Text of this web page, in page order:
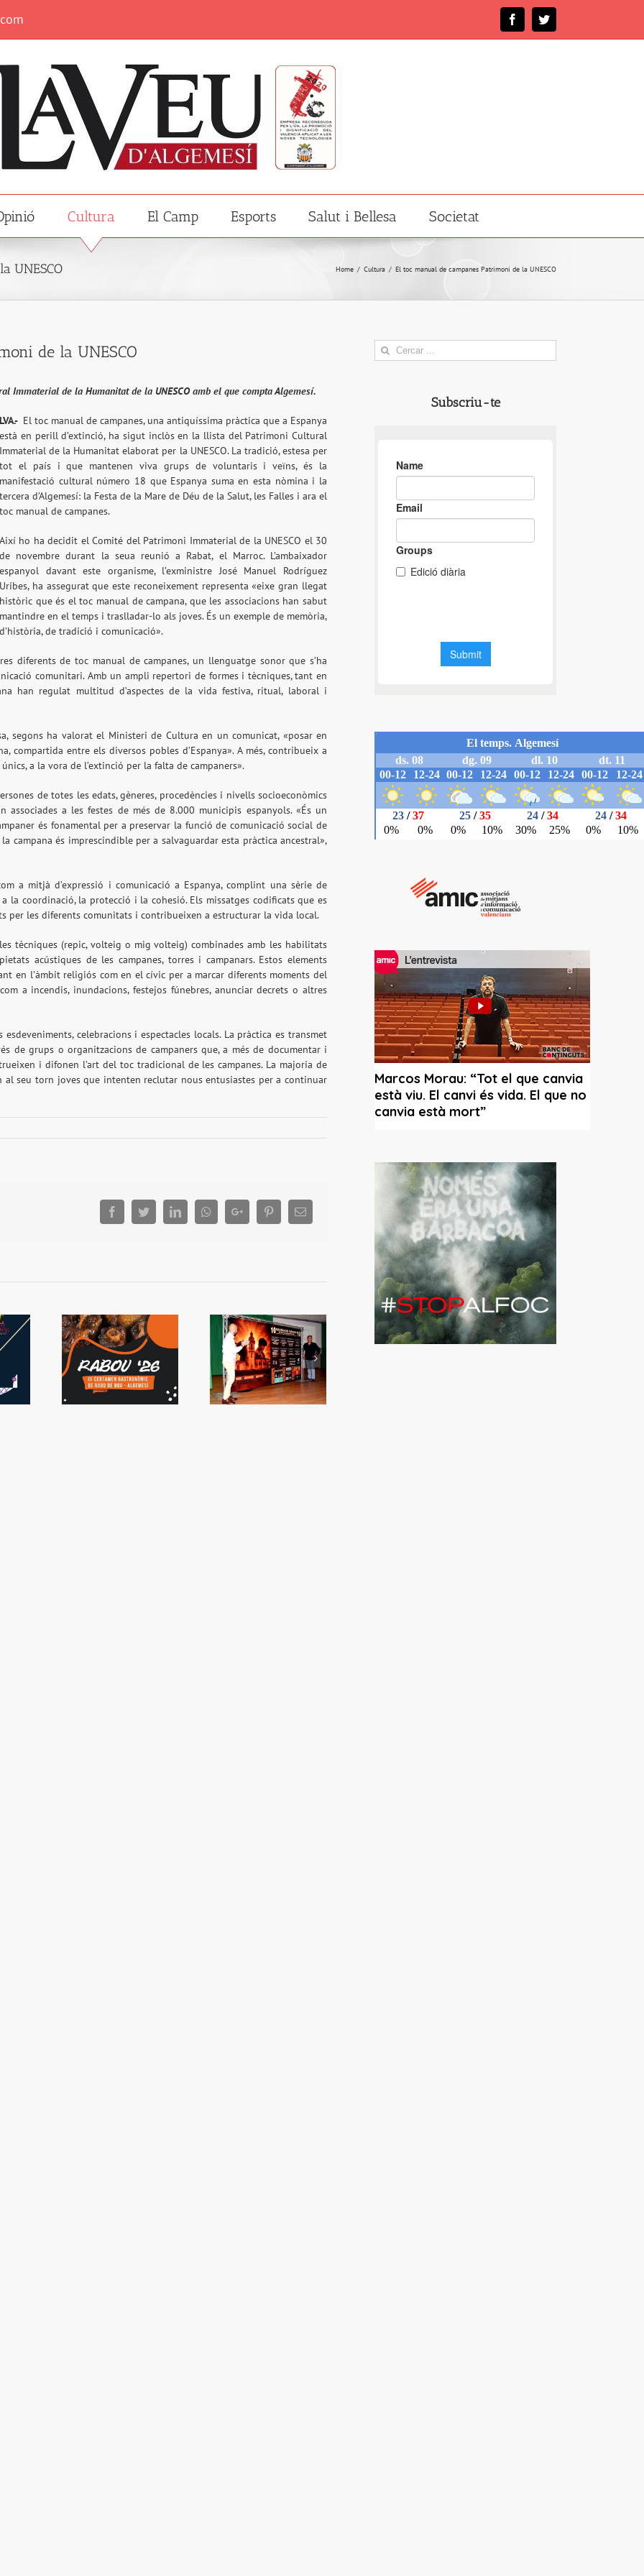
FacebookTwitter
Cultura El Camp Esports Salut i Bellesa Societat
UNESCO Home / Cultura / El toc manual de campanes Patrimoni de la UNESCO
de la UNESCO
Immaterial de la Humanitat de la UNESCO amb el que compta Algemesí.
LVA.- El toc manual de campanes, una antiquíssima pràctica que a Espanya
està en perill d’extinció, ha sigut inclòs en la llista del Patrimoni Cultural
Immaterial de la Humanitat elaborat per la UNESCO. La tradició, estesa per
tot el país i que mantenen viva grups de voluntaris i veïns, és la
manifestació cultural número 18 que Espanya suma en esta nòmina i la
tercera d’Algemesí: la Festa de la Mare de Déu de la Salut, les Falles i ara el
toc manual de campanes.
Així ho ha decidit el Comité del Patrimoni Immaterial de la UNESCO el 30
de novembre durant la seua reunió a Rabat, el Marroc. L’ambaixador
espanyol davant este organisme, l’exministre José Manuel Rodríguez
Uribes, ha assegurat que este reconeixement representa «eixe gran llegat
històric que és el toc manual de campana, que les associacions han sabut
mantindre en el temps i traslladar-lo als joves. És un exemple de memòria,
d’història, de tradició i comunicació».
diferents de toc manual de campanes, un llenguatge sonor que s’ha
comunitari. Amb un ampli repertori de formes i tècniques, tant en
han regulat multitud d’aspectes de la vida festiva, ritual, laboral i
segons ha valorat el Ministeri de Cultura en un comunicat, «posar en
compartida entre els diversos pobles d’Espanya». A més, contribueix a
a la vora de l’extinció per la falta de campaners».
de totes les edats, gèneres, procedències i nivells socioeconòmics
associades a les festes de més de 8.000 municipis espanyols. «És un
és fonamental per a preservar la funció de comunicació social de
campana és imprescindible per a salvaguardar esta pràctica ancestral»,
a mitjà d’expressió i comunicació a Espanya, complint una sèrie de
la coordinació, la protecció i la cohesió. Els missatges codificats que es
per les diferents comunitats i contribueixen a estructurar la vida local.
tècniques (repic, volteig o mig volteig) combinades amb les habilitats
acústiques de les campanes, torres i campanars. Estos elements
en l’àmbit religiós com en el cívic per a marcar diferents moments del
a incendis, inundacions, festejos fúnebres, anunciar decrets o altres
celebracions i espectacles locals. La pràctica es transmet
de grups o organitzacions de campaners que, a més de documentar i
i difonen l’art del toc tradicional de les campanes. La majoria de
al seu torn joves que intenten reclutar nous entusiastes per a continuar
FacebookTwitterLinkedInWhatsappGoogle+ PinterestEmail
tornarà a
Presentada la
Setmana de Bous
La capacitat de Nek
sorprén a València
Search
for:
Subscriu-te